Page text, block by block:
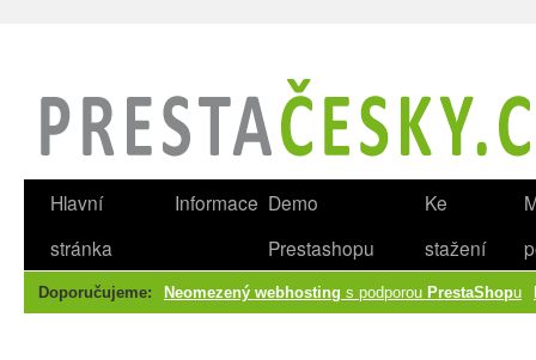
Hlavní
stránka
Informace Demo
Prestashopu
Ke
stažení
Doporučujeme: Neomezený webhosting s podporou PrestaShopu